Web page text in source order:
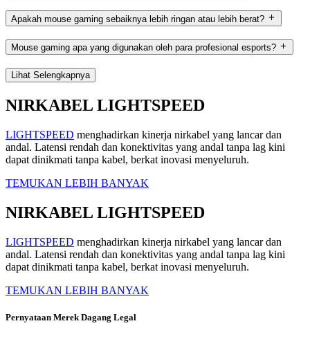
Apakah mouse gaming sebaiknya lebih ringan atau lebih berat?
Mouse gaming apa yang digunakan oleh para profesional esports?
Lihat Selengkapnya
NIRKABEL LIGHTSPEED
LIGHTSPEED menghadirkan kinerja nirkabel yang lancar dan
andal. Latensi rendah dan konektivitas yang andal tanpa lag kini
dapat dinikmati tanpa kabel, berkat inovasi menyeluruh.
TEMUKAN LEBIH BANYAK
NIRKABEL LIGHTSPEED
LIGHTSPEED menghadirkan kinerja nirkabel yang lancar dan
andal. Latensi rendah dan konektivitas yang andal tanpa lag kini
dapat dinikmati tanpa kabel, berkat inovasi menyeluruh.
TEMUKAN LEBIH BANYAK
Pernyataan Merek Dagang Legal